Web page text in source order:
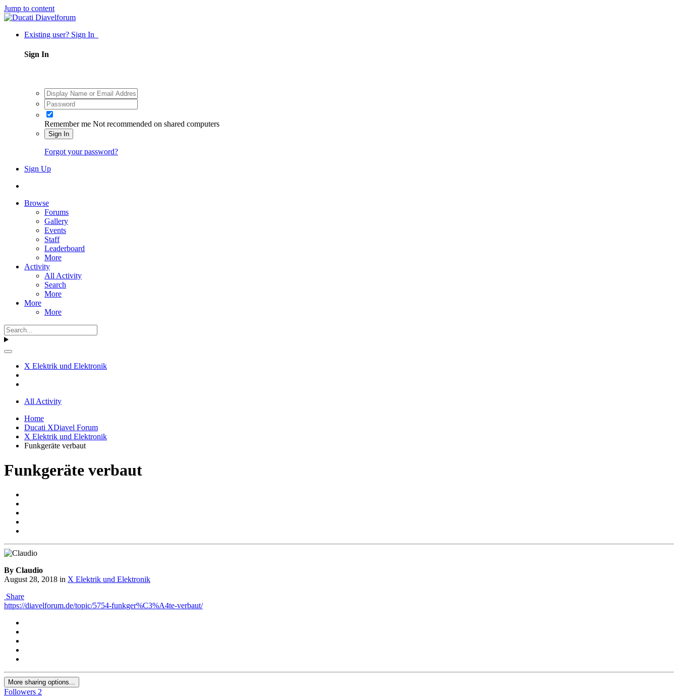
Jump to content
Existing user? Sign In
Sign In
Remember me Not recommended on shared computers
Sign In
Forgot your password?
Sign Up
Browse
Forums
Gallery
Events
Staff
Leaderboard
More
Activity
All Activity
Search
More
More
More
X Elektrik und Elektronik
All Activity
Home
Ducati XDiavel Forum
X Elektrik und Elektronik
Funkgeräte verbaut
Funkgeräte verbaut
By Claudio
August 28, 2018 in X Elektrik und Elektronik
Share
https://diavelforum.de/topic/5754-funkger%C3%A4te-verbaut/
More sharing options...
Followers 2